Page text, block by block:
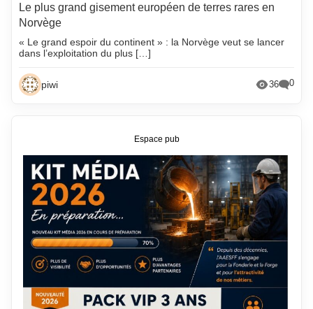
Le plus grand gisement européen de terres rares en
Norvège
« Le grand espoir du continent » : la Norvège veut se lancer
dans l’exploitation du plus […]
piwi 36 0
Espace pub